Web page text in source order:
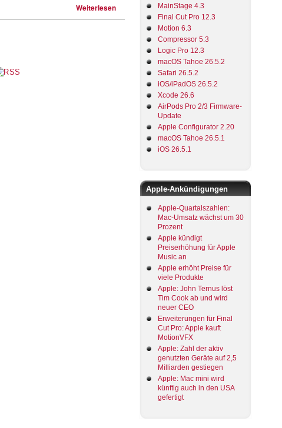
Weiterlesen
MainStage 4.3
Final Cut Pro 12.3
Motion 6.3
Compressor 5.3
Logic Pro 12.3
macOS Tahoe 26.5.2
Safari 26.5.2
iOS/iPadOS 26.5.2
Xcode 26.6
AirPods Pro 2/3 Firmware-
Update
Apple Configurator 2.20
macOS Tahoe 26.5.1
iOS 26.5.1
Apple-Ankündigungen
Apple-Quartalszahlen:
Mac-Umsatz wächst um 30
Prozent
Apple kündigt
Preiserhöhung für Apple
Music an
Apple erhöht Preise für
viele Produkte
Apple: John Ternus löst
Tim Cook ab und wird
neuer CEO
Erweiterungen für Final
Cut Pro: Apple kauft
MotionVFX
Apple: Zahl der aktiv
genutzten Geräte auf 2,5
Milliarden gestiegen
Apple: Mac mini wird
künftig auch in den USA
gefertigt